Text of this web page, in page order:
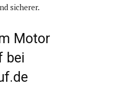
sicherer.
Motor
bei